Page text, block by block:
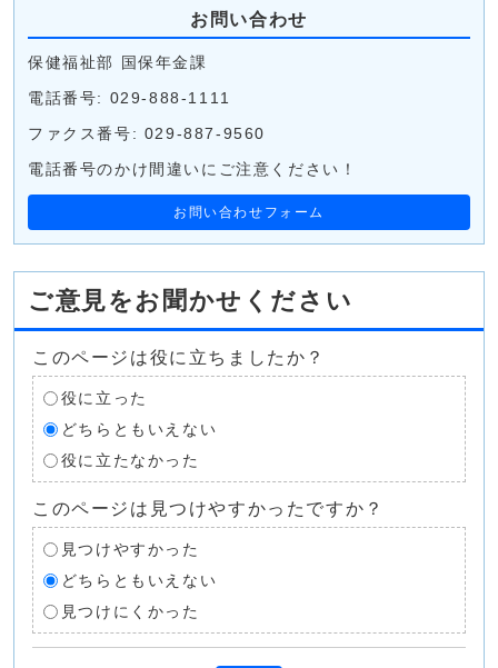
お問い合わせ
保健福祉部 国保年金課
電話番号: 029-888-1111
ファクス番号: 029-887-9560
電話番号のかけ間違いにご注意ください！
お問い合わせフォーム
ご意見をお聞かせください
このページは役に立ちましたか？
役に立った
どちらともいえない
役に立たなかった
このページは見つけやすかったですか？
見つけやすかった
どちらともいえない
見つけにくかった